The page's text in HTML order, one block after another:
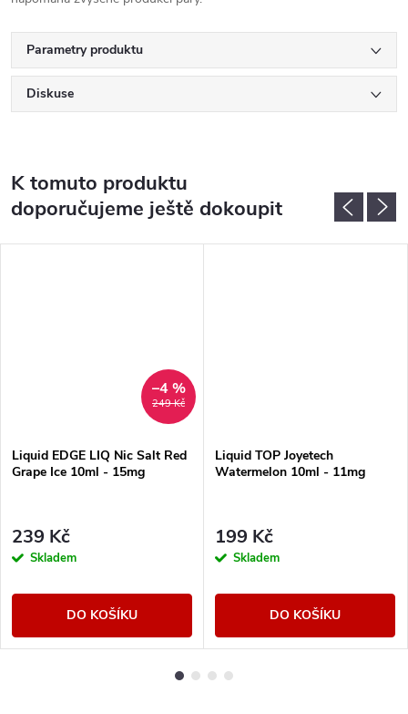
Parametry produktu
Diskuse
K tomuto produktu
doporučujeme ještě dokoupit
249 Kč
–4 %
Liquid EDGE LIQ Nic Salt Red
Grape Ice 10ml - 15mg
239 Kč
Skladem
DO KOŠÍKU
Liquid TOP Joyetech
Watermelon 10ml - 11mg
199 Kč
Skladem
DO KOŠÍKU